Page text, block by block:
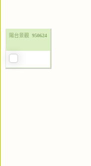
陽台景觀 950624